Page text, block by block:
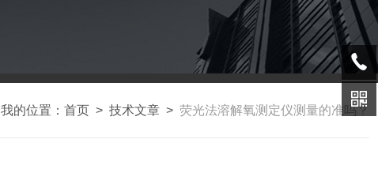
我的位置： 首页 > 技术文章 > 荧光法溶解氧测定仪测量的准吗？